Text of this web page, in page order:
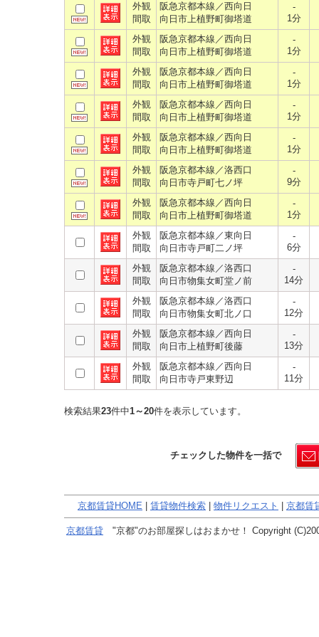
外観
間取
阪急京都本線／西向日
向日市上植野町御塔道
-
1分
外観
間取
阪急京都本線／西向日
向日市上植野町御塔道
-
1分
外観
間取
阪急京都本線／西向日
向日市上植野町御塔道
-
1分
外観
間取
阪急京都本線／西向日
向日市上植野町御塔道
-
1分
外観
間取
阪急京都本線／西向日
向日市上植野町御塔道
-
1分
外観
間取
阪急京都本線／洛西口
向日市寺戸町七ノ坪
-
9分
外観
間取
阪急京都本線／西向日
向日市上植野町御塔道
-
1分
外観
間取
阪急京都本線／東向日
向日市寺戸町二ノ坪
-
6分
外観
間取
阪急京都本線／洛西口
向日市物集女町堂ノ前
-
14分
外観
間取
阪急京都本線／洛西口
向日市物集女町北ノ口
-
12分
外観
間取
阪急京都本線／西向日
向日市上植野町後藤
-
13分
外観
間取
阪急京都本線／西向日
向日市寺戸東野辺
-
11分
検索結果23件中1～20件を表示しています。
チェックした物件を一括で
京都賃貸HOME 賃貸物件検索 物件リクエスト 京都賃
京都賃貸 "京都"のお部屋探しはおまかせ！ Copyright